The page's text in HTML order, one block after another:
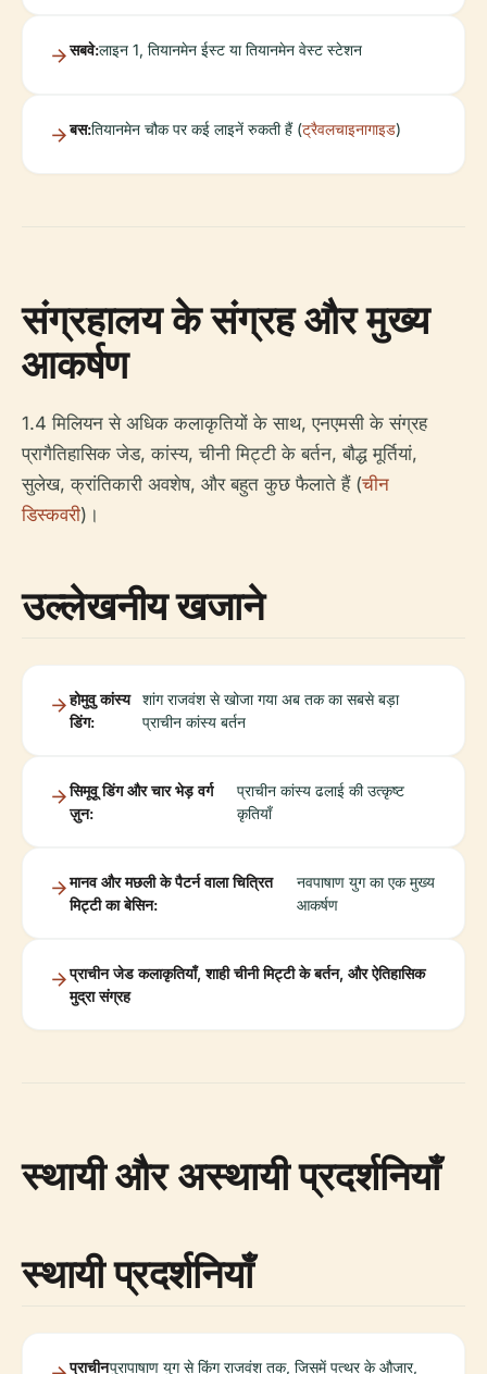
सबवे:लाइन 1, तियानमेन ईस्ट या तियानमेन वेस्ट स्टेशन
बस:तियानमेन चौक पर कई लाइनें रुकती हैं (ट्रैवलचाइनागाइड)
संग्रहालय के संग्रह और मुख्य
आकर्षण
1.4 मिलियन से अधिक कलाकृतियों के साथ, एनएमसी के संग्रह
प्रागैतिहासिक जेड, कांस्य, चीनी मिट्टी के बर्तन, बौद्ध मूर्तियां,
सुलेख, क्रांतिकारी अवशेष, और बहुत कुछ फैलाते हैं (चीन
डिस्कवरी)।
उल्लेखनीय खजाने
होमुवु कांस्य
डिंग:
शांग राजवंश से खोजा गया अब तक का सबसे बड़ा
प्राचीन कांस्य बर्तन
सिमूवू डिंग और चार भेड़ वर्ग
ज़ुन:
प्राचीन कांस्य ढलाई की उत्कृष्ट
कृतियाँ
मानव और मछली के पैटर्न वाला चित्रित
मिट्टी का बेसिन:
नवपाषाण युग का एक मुख्य
आकर्षण
प्राचीन जेड कलाकृतियाँ, शाही चीनी मिट्टी के बर्तन, और ऐतिहासिक
मुद्रा संग्रह
स्थायी और अस्थायी प्रदर्शनियाँ
स्थायी प्रदर्शनियाँ
प्राचीनपुरापाषाण युग से किंग राजवंश तक, जिसमें पत्थर के औजार,